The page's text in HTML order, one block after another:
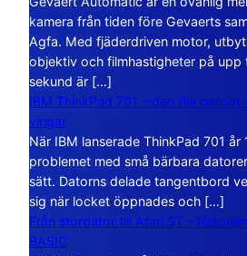
kamera från tiden före Gevaerts
Agfa. Med fjäderdriven motor,
objektiv och filmhastigheter på upp
sekund är […]
IBM ThinkPad 701 – den lilla datorn
vingar
När IBM lanserade ThinkPad 701
problemet med små bärbara
sätt. Datorns delade tangentbord
sig när locket öppnades och […]
Från stordator till Atari ST –
BASIC